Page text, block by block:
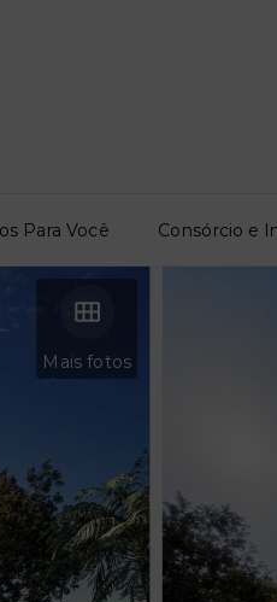
Para Você Consórcio e
Mais fotos